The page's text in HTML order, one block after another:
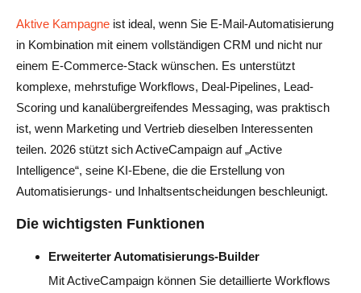
Aktive Kampagne ist ideal, wenn Sie E-Mail-Automatisierung
in Kombination mit einem vollständigen CRM und nicht nur
einem E-Commerce-Stack wünschen. Es unterstützt
komplexe, mehrstufige Workflows, Deal-Pipelines, Lead-
Scoring und kanalübergreifendes Messaging, was praktisch
ist, wenn Marketing und Vertrieb dieselben Interessenten
teilen. 2026 stützt sich ActiveCampaign auf „Active
Intelligence“, seine KI-Ebene, die die Erstellung von
Automatisierungs- und Inhaltsentscheidungen beschleunigt.
Die wichtigsten Funktionen
Erweiterter Automatisierungs-Builder
Mit ActiveCampaign können Sie detaillierte Workflows